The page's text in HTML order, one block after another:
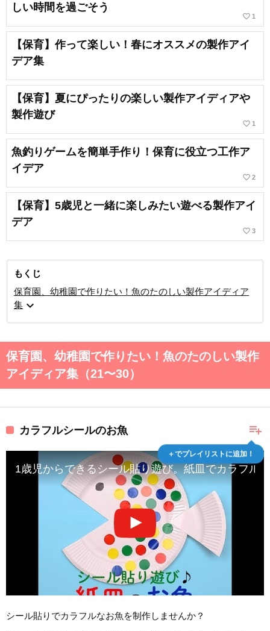
しい時間を過ごそう
favorite_border 1
【保育】作って楽しい！春にオススメの製作アイ
デア集
【保育】夏にぴったりの楽しい製作アイディアや
製作遊び
favorite_border 1
魚釣りゲームを簡単手作り！保育に役立つ工作ア
イデア
favorite_border 2
【保育】5歳児と一緒に楽しみたい遊べる製作アイ
デア
favorite_border 3
もくじ
保育園、幼稚園で作りたい！魚のたのしい製作アイディア
集 expand_more
保育園、幼稚園で作りたい！魚のたのしい製作
アイディア集（21〜30）
playlist_add
＋でプレイリストに追加！
カラフルシールのお魚
1歳児からできるシール貼り遊び。紙皿でカラフル
シール貼りでカラフルなお魚を制作しませんか？